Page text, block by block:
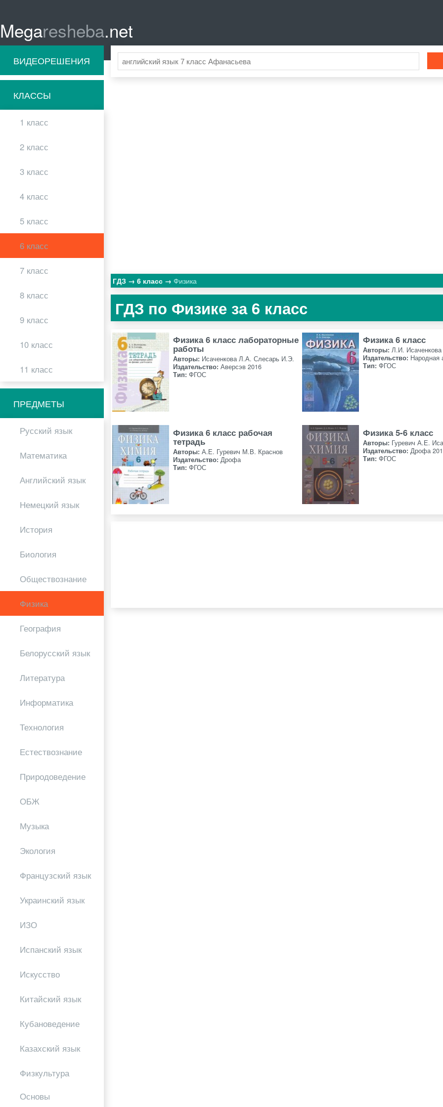
Megaresheba.net
ВИДЕОРЕШЕНИЯ
КЛАССЫ
1 класс
2 класс
3 класс
4 класс
5 класс
6 класс
7 класс
8 класс
9 класс
10 класс
11 класс
ПРЕДМЕТЫ
Русский язык
Математика
Английский язык
Немецкий язык
История
Биология
Обществознание
Физика
География
Белорусский язык
Литература
Информатика
Технология
Естествознание
Природоведение
ОБЖ
Музыка
Экология
Французский язык
Украинский язык
ИЗО
Испанский язык
Искусство
Китайский язык
Кубановедение
Казахский язык
Физкультура
Основы
ГДЗ 6 класс Физика
ГДЗ по Физике за 6 класс
Физика 6 класс лабораторные
работы
Авторы: Исаченкова Л.А. Слесарь И.Э.
Издательство: Аверсэв 2016
Тип: ФГОС
Физика 6 класс
Авторы:Л.И.
Издательство: Народная
Тип:ФГОС
Физика 6 класс рабочая
тетрадь
Авторы: А.Е. Гуревич М.В. Краснов
Издательство: Дрофа
Тип: ФГОС
Физика 5-6 класс
Авторы: Гуревич А.Е.
Издательство:Дрофа
Тип:ФГОС